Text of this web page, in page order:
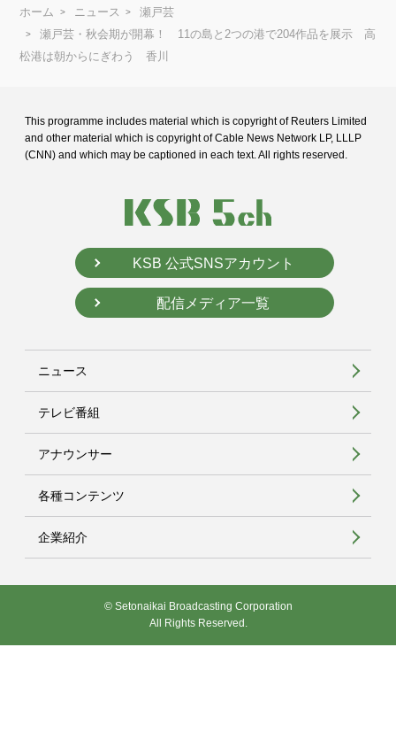
ホーム ニュース
瀬戸芸
瀬戸芸・秋会期が開幕！ 11の島と2つの港で204作品を展示 高
松港は朝からにぎわう 香川
This programme includes material which is copyright of Reuters Limited
and other material which is copyright of Cable News Network LP, LLLP
(CNN) and which may be captioned in each text. All rights reserved.
KSB 公式SNSアカウント
配信メディア一覧
ニュース
テレビ番組
アナウンサー
各種コンテンツ
企業紹介
© Setonaikai Broadcasting Corporation
All Rights Reserved.